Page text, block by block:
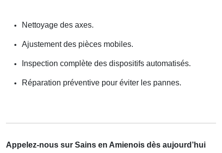
Nettoyage des axes.
Ajustement des pièces mobiles.
Inspection complète des dispositifs automatisés.
Réparation préventive pour éviter les pannes.
Appelez-nous sur Sains en Amienois dès aujourd’hui